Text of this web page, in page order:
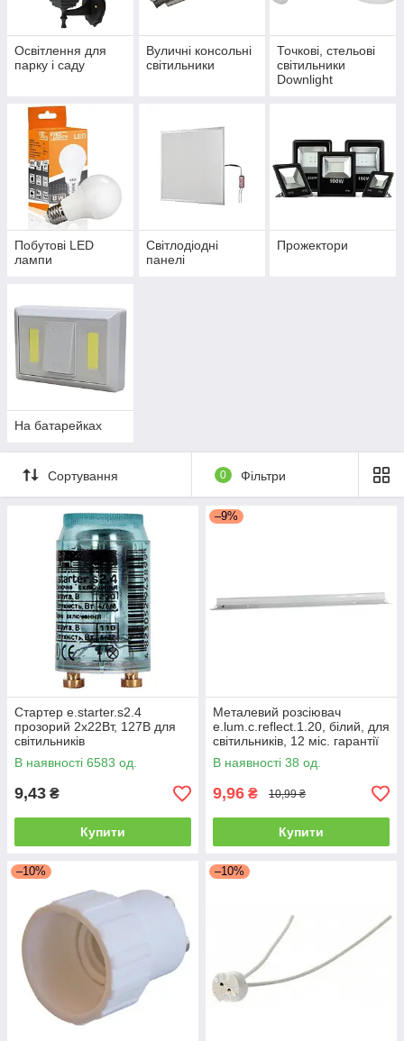
Освітлення для
парку і саду
Вуличні консольні
світильники
Точкові, стельові
світильники
Downlight
Побутові LED
лампи
Світлодіодні
панелі
Прожектори
На батарейках
Сортування 0 Фільтри
Стартер e.starter.s2.4
прозорий 2х22Вт, 127В для
світильників
В наявності 6583 од.
9,43 ₴
Купити
–9%
Металевий розсіювач
e.lum.c.reflect.1.20, білий, для
світильників, 12 міс. гарантії
В наявності 38 од.
9,96 ₴ 10,99 ₴
Купити
–10% –10%